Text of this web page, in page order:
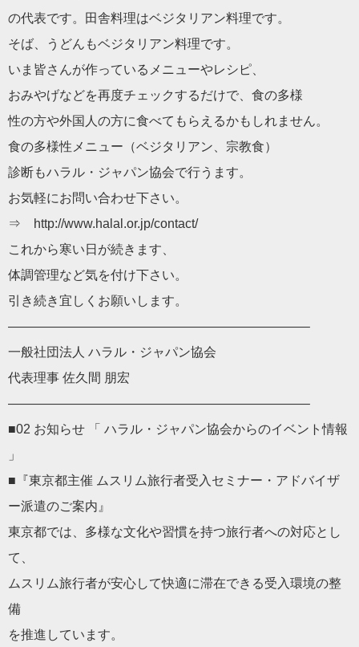
の代表です。田舎料理はベジタリアン料理です。
そば、うどんもベジタリアン料理です。
いま皆さんが作っているメニューやレシピ、
おみやげなどを再度チェックするだけで、食の多様
性の方や外国人の方に食べてもらえるかもしれません。
食の多様性メニュー（ベジタリアン、宗教食）
診断もハラル・ジャパン協会で行うます。
お気軽にお問い合わせ下さい。
⇒ http://www.halal.or.jp/contact/
これから寒い日が続きます、
体調管理など気を付け下さい。
引き続き宜しくお願いします。
———————————————————————–
一般社団法人 ハラル・ジャパン協会
代表理事 佐久間 朋宏
———————————————————————–
■02 お知らせ 「 ハラル・ジャパン協会からのイベント情報
」
■『東京都主催 ムスリム旅行者受入セミナー・アドバイザ
ー派遣のご案内』
東京都では、多様な文化や習慣を持つ旅行者への対応とし
て、
ムスリム旅行者が安心して快適に滞在できる受入環境の整
備
を推進しています。